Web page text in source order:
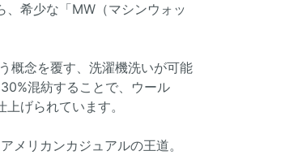
希少な「MW（マシンウォッ
概念を覆す、洗濯機洗いが可能
混紡することで、ウール
げられています。
メリカンカジュアルの王道。